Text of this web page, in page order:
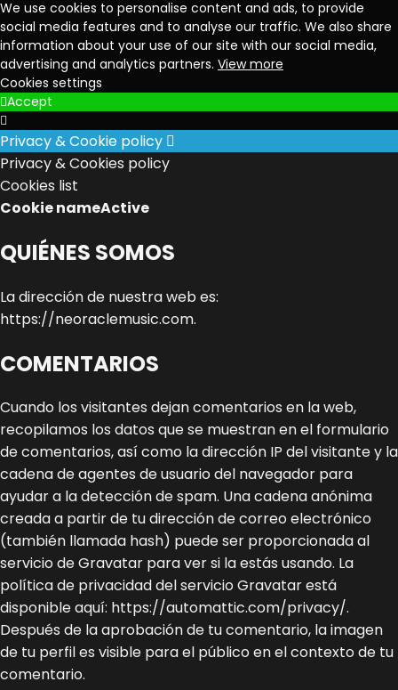
We use cookies to personalise content and ads, to provide
social media features and to analyse our traffic. We also share
information about your use of our site with our social media,
advertising and analytics partners. View more
Cookies settings
Accept
Privacy & Cookie policy
Privacy & Cookies policy
Cookies list
Cookie nameActive
QUIÉNES SOMOS
La dirección de nuestra web es:
https://neoraclemusic.com.
COMENTARIOS
Cuando los visitantes dejan comentarios en la web,
recopilamos los datos que se muestran en el formulario
de comentarios, así como la dirección IP del visitante y la
cadena de agentes de usuario del navegador para
ayudar a la detección de spam. Una cadena anónima
creada a partir de tu dirección de correo electrónico
(también llamada hash) puede ser proporcionada al
servicio de Gravatar para ver si la estás usando. La
política de privacidad del servicio Gravatar está
disponible aquí: https://automattic.com/privacy/.
Después de la aprobación de tu comentario, la imagen
de tu perfil es visible para el público en el contexto de tu
comentario.